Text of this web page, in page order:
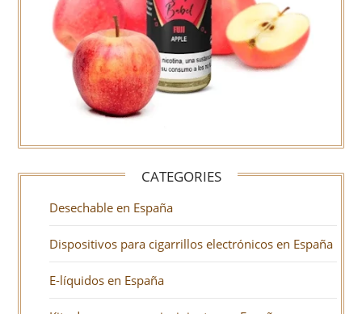
CATEGORIES
Desechable en España
Dispositivos para cigarrillos electrónicos en España
E-líquidos en España